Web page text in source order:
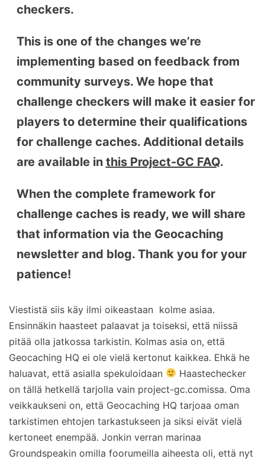
checkers.
This is one of the changes we’re
implementing based on feedback from
community surveys. We hope that
challenge checkers will make it easier for
players to determine their qualifications
for challenge caches. Additional details
are available in this Project-GC FAQ.
When the complete framework for
challenge caches is ready, we will share
that information via the Geocaching
newsletter and blog. Thank you for your
patience!
Viestistä siis käy ilmi oikeastaan kolme asiaa.
Ensinnäkin haasteet palaavat ja toiseksi, että niissä
pitää olla jatkossa tarkistin. Kolmas asia on, että
Geocaching HQ ei ole vielä kertonut kaikkea. Ehkä he
haluavat, että asialla spekuloidaan
Haastechecker
on tällä hetkellä tarjolla vain project-gc.comissa. Oma
veikkaukseni on, että Geocaching HQ tarjoaa oman
tarkistimen ehtojen tarkastukseen ja siksi eivät vielä
kertoneet enempää. Jonkin verran marinaa
Groundspeakin omilla foorumeilla aiheesta oli, että nyt